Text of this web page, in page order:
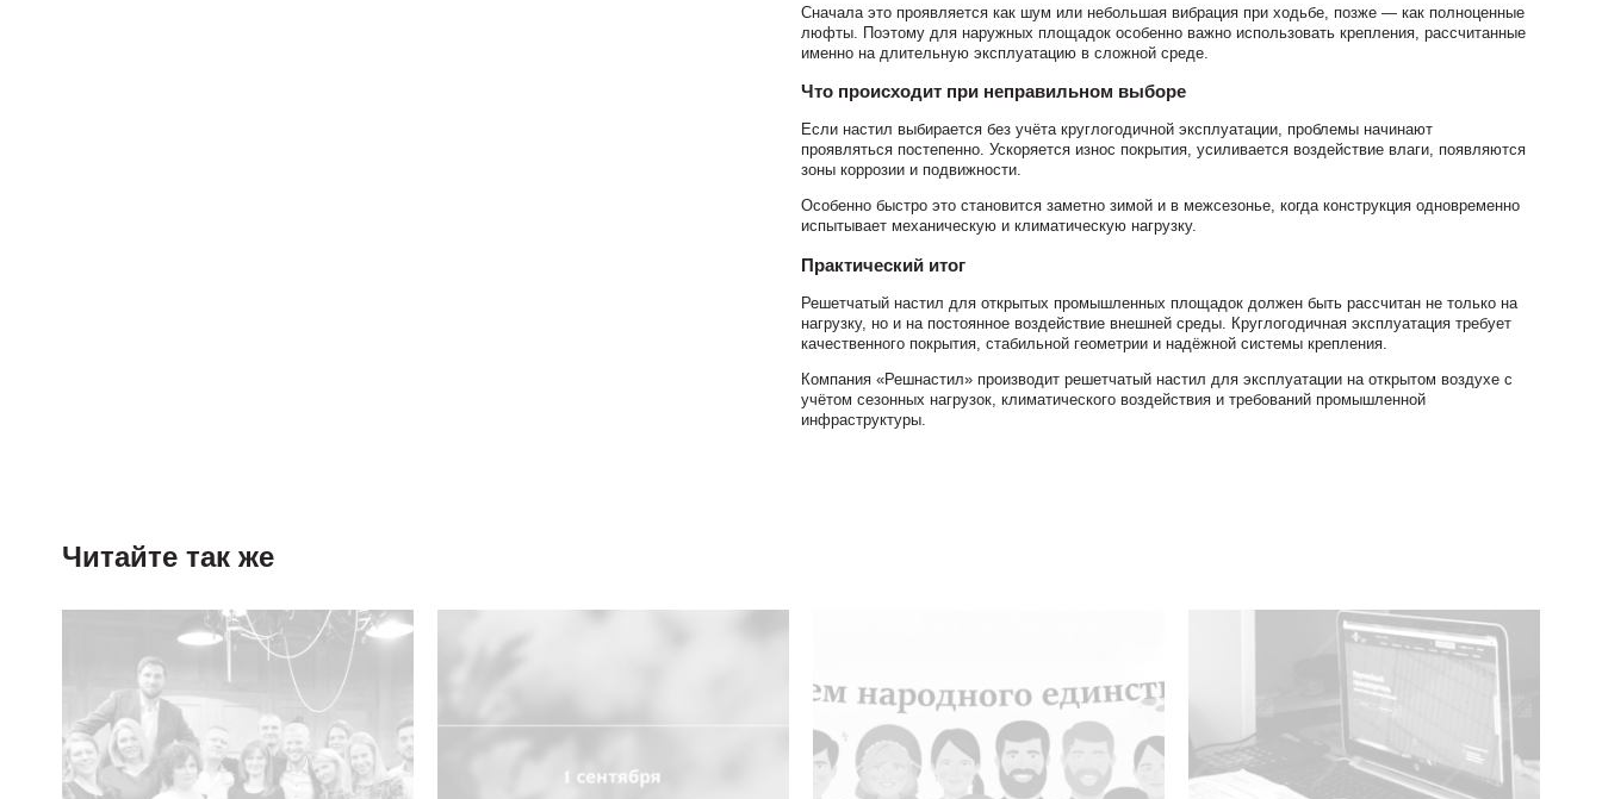
Сначала это проявляется как шум или небольшая вибрация при ходьбе, позже — как полноценные
люфты. Поэтому для наружных площадок особенно важно использовать крепления, рассчитанные
именно на длительную эксплуатацию в сложной среде.
Что происходит при неправильном выборе
Если настил выбирается без учёта круглогодичной эксплуатации, проблемы начинают
проявляться постепенно. Ускоряется износ покрытия, усиливается воздействие влаги, появляются
зоны коррозии и подвижности.
Особенно быстро это становится заметно зимой и в межсезонье, когда конструкция одновременно
испытывает механическую и климатическую нагрузку.
Практический итог
Решетчатый настил для открытых промышленных площадок должен быть рассчитан не только на
нагрузку, но и на постоянное воздействие внешней среды. Круглогодичная эксплуатация требует
качественного покрытия, стабильной геометрии и надёжной системы крепления.
Компания «Решнастил» производит решетчатый настил для эксплуатации на открытом воздухе с
учётом сезонных нагрузок, климатического воздействия и требований промышленной
инфраструктуры.
Читайте так же